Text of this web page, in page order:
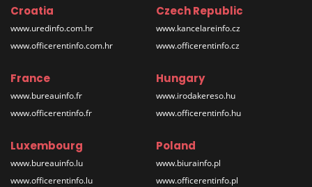
Croatia
www.uredinfo.com.hr
www.officerentinfo.com.hr
Czech Republic
www.kancelareinfo.cz
www.officerentinfo.cz
France
www.bureauinfo.fr
www.officerentinfo.fr
Hungary
www.irodakereso.hu
www.officerentinfo.hu
Luxembourg
www.bureauinfo.lu
www.officerentinfo.lu
Poland
www.biurainfo.pl
www.officerentinfo.pl